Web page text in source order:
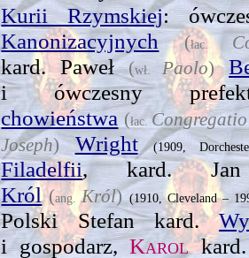
Kurii Rzymskiej:
Kanonizacyjnych
(łac.
kard. Paweł(wł. Paolo)
i ówczesny
chowieństwa (łac.
Joseph) Wright (1909,
Filadelfii, kard.
Król (ang.Król) (1910, Cleveland –
Polski Stefan kard.
i gospodarz,Karol